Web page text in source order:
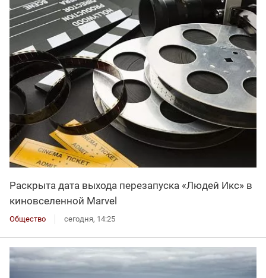
Раскрыта дата выхода перезапуска «Людей Икс» в
киновселенной Marvel
Общество сегодня, 14:25